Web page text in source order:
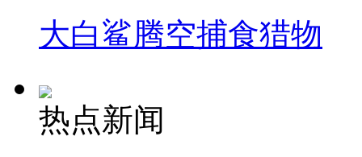
大白鲨腾空捕食猎物
热点新闻